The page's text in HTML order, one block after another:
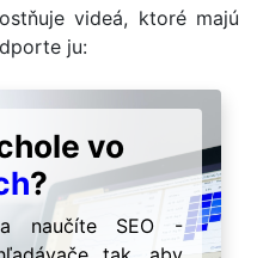
videá, ktoré majú
ju:
vo
?
naučíte SEO -